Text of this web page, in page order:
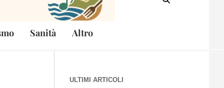
Sanità Altro
ULTIMI ARTICOLI